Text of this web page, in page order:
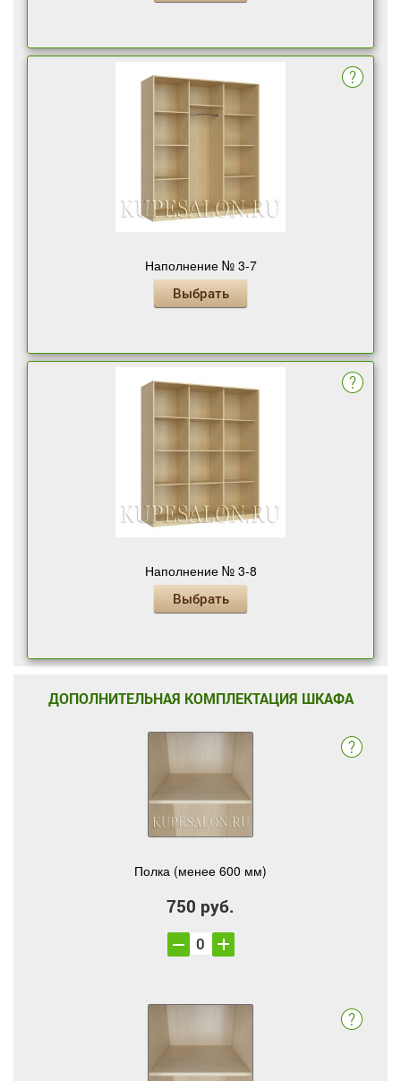
Наполнение № 3-7
Выбрать
Наполнение № 3-8
Выбрать
ДОПОЛНИТЕЛЬНАЯ КОМПЛЕКТАЦИЯ ШКАФА
Полка (менее 600 мм)
750 руб.